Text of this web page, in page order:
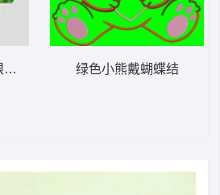
绿色小熊戴蝴蝶结